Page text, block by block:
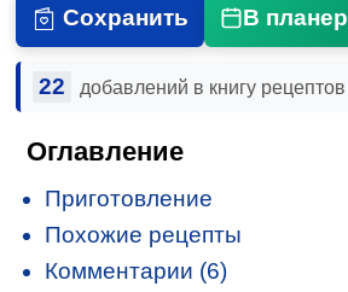
Сохранить В планер
22 добавлений в книгу рецептов
Оглавление
Приготовление
Похожие рецепты
Комментарии (6)